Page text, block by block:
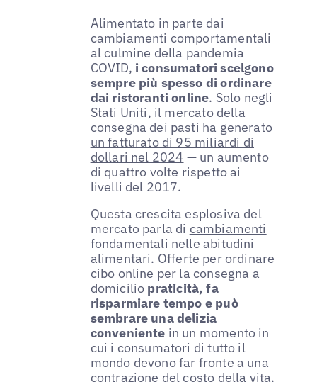
Alimentato in parte dai
cambiamenti comportamentali
al culmine della pandemia
COVID, i consumatori scelgono
sempre più spesso di ordinare
dai ristoranti online. Solo negli
Stati Uniti, il mercato della
consegna dei pasti ha generato
un fatturato di 95 miliardi di
dollari nel 2024 — un aumento
di quattro volte rispetto ai
livelli del 2017.
Questa crescita esplosiva del
mercato parla di cambiamenti
fondamentali nelle abitudini
alimentari. Offerte per ordinare
cibo online per la consegna a
domicilio praticità, fa
risparmiare tempo e può
sembrare una delizia
conveniente in un momento in
cui i consumatori di tutto il
mondo devono far fronte a una
contrazione del costo della vita.